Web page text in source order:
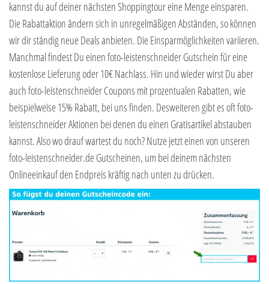
kannst du auf deiner nächsten Shoppingtour eine Menge einsparen.
Die Rabattaktion ändern sich in unregelmäßigen Abständen, so können
wir dir ständig neue Deals anbieten. Die Einsparmöglichkeiten variieren.
Manchmal findest Du einen foto-leistenschneider Gutschein für eine
kostenlose Lieferung oder 10€ Nachlass. Hin und wieder wirst Du aber
auch foto-leistenschneider Coupons mit prozentualen Rabatten, wie
beispielweise 15% Rabatt, bei uns finden. Desweiteren gibt es oft foto-
leistenschneider Aktionen bei denen du einen Gratisartikel abstauben
kannst. Also wo drauf wartest du noch? Nutze jetzt einen von unseren
foto-leistenschneider.de Gutscheinen, um bei deinem nächsten
Onlineeinkauf den Endpreis kräftig nach unten zu drücken.